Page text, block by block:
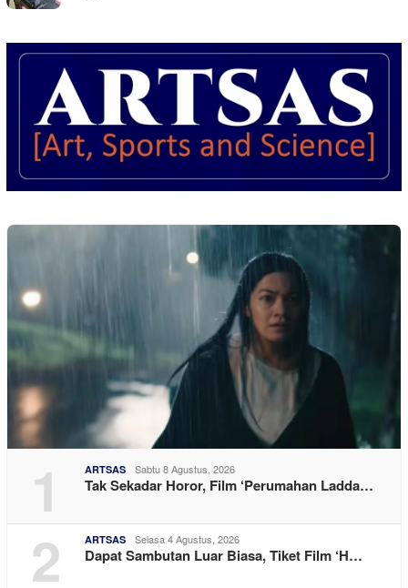
1 ARTSAS Sabtu 8 Agustus, 2026
Tak Sekadar Horor, Film ‘Perumahan Ladda…
2 ARTSAS Selasa 4 Agustus, 2026
Dapat Sambutan Luar Biasa, Tiket Film ‘H…